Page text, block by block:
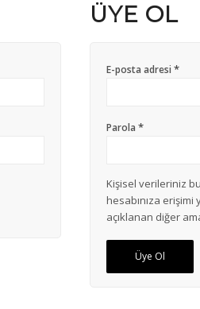
ÜYE OL
E-posta adresi*
Parola*
Kişisel verileriniz
hesabınıza erişimi
açıklanan diğer
Üye Ol